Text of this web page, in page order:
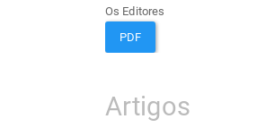
Os Editores
PDF
Artigos